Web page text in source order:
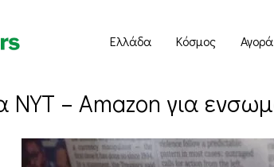
Ελλάδα Κόσμος Αγορά
NYT – Amazon για